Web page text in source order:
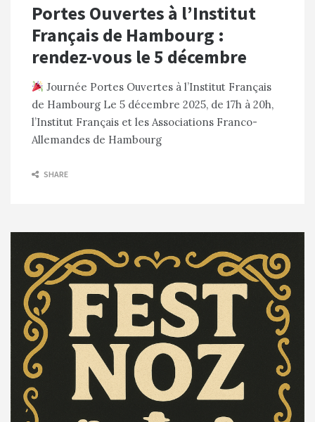
Portes Ouvertes à l’Institut
Français de Hambourg :
rendez-vous le 5 décembre
Journée Portes Ouvertes à l’Institut Français
de Hambourg Le 5 décembre 2025, de 17h à 20h,
l’Institut Français et les Associations Franco-
Allemandes de Hambourg
SHARE